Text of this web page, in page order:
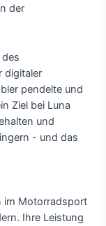
der
digitaler
pendelte und
Ziel bei Luna
und
- und das
im Motorradsport
Ihre Leistung